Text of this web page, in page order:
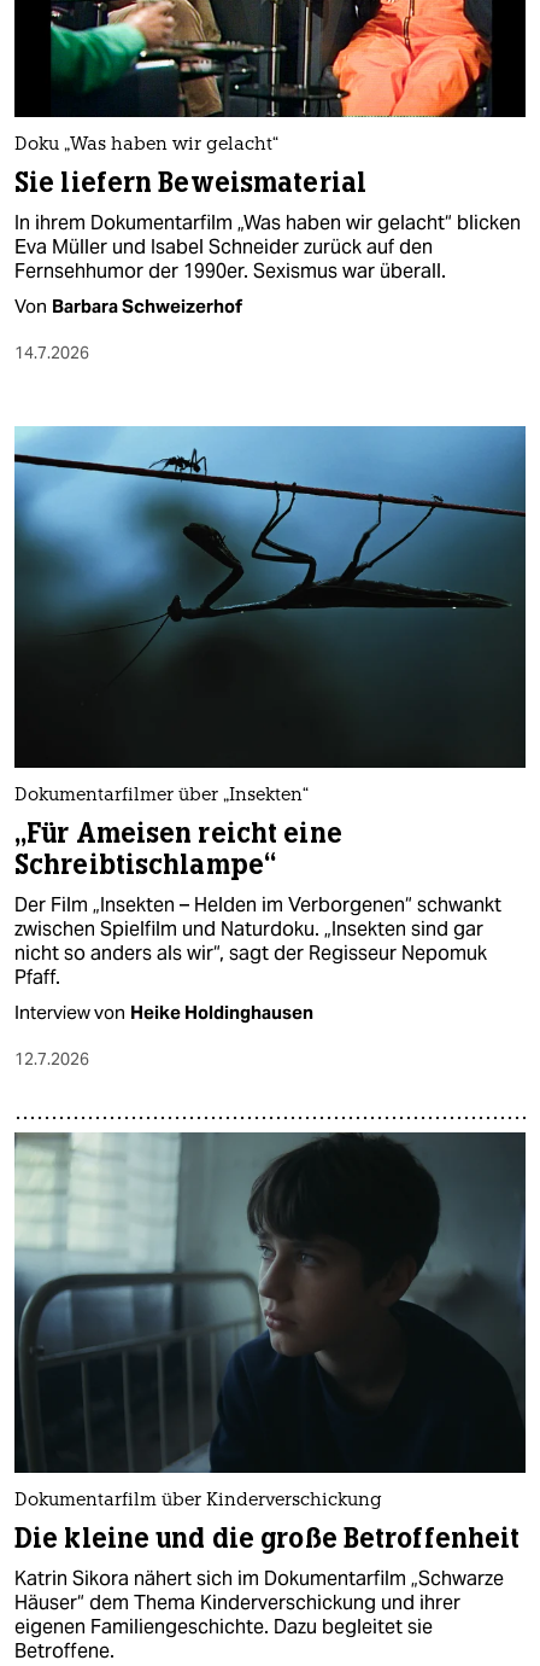
nord
wahrheit
verlag
verlag
veranstaltungen
shop
fragen & hilfe
abo
genossenschaft
epaper login
Doku „Was haben wir gelacht“
Sie liefern Beweismaterial
In ihrem Dokumentarfilm „Was haben wir gelacht“ blicken
Eva Müller und Isabel Schneider zurück auf den
Fernsehhumor der 1990er. Sexismus war überall.
Von Barbara Schweizerhof
14.7.2026
Dokumentarfilmer über „Insekten“
„Für Ameisen reicht eine
Schreibtischlampe“
Der Film „Insekten – Helden im Verborgenen“ schwankt
zwischen Spielfilm und Naturdoku. „Insekten sind gar
nicht so anders als wir“, sagt der Regisseur Nepomuk
Pfaff.
Interview von Heike Holdinghausen
12.7.2026
Dokumentarfilm über Kinderverschickung
Die kleine und die große Betroffenheit
Katrin Sikora nähert sich im Dokumentarfilm „Schwarze
Häuser“ dem Thema Kinderverschickung und ihrer
eigenen Familiengeschichte. Dazu begleitet sie
Betroffene.